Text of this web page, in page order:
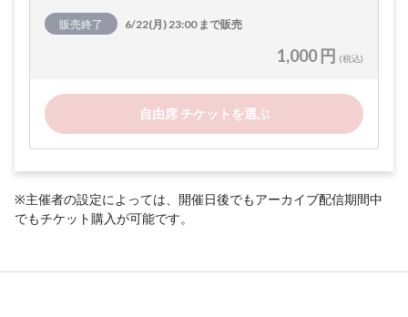
販売終了 6/22(月) 23:00 まで販売
1,000 円 (税込)
自由席 チケットを選ぶ
※主催者の設定によっては、開催日後でもアーカイブ配信期間中
でもチケット購入が可能です。